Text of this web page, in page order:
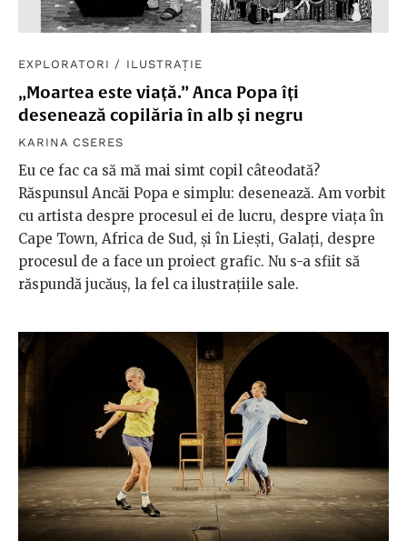
EXPLORATORI / ILUSTRAȚIE
„Moartea este viață.” Anca Popa îți
desenează copilăria în alb și negru
KARINA CSERES
Eu ce fac ca să mă mai simt copil câteodată?
Răspunsul Ancăi Popa e simplu: desenează. Am vorbit
cu artista despre procesul ei de lucru, despre viața în
Cape Town, Africa de Sud, și în Liești, Galați, despre
procesul de a face un proiect grafic. Nu s-a sfiit să
răspundă jucăuș, la fel ca ilustrațiile sale.